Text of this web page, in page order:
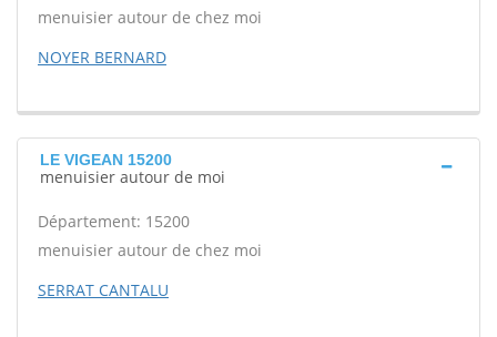
menuisier autour de chez moi
NOYER BERNARD
LE VIGEAN 15200
menuisier autour de moi
Département: 15200
menuisier autour de chez moi
SERRAT CANTALU